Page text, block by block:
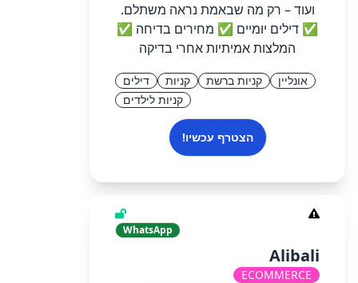
ועוד – רק מה שבאמת נראה משתלם.
✅ דילים יומיים ✅ מחירים בדיחה ✅
המלצות אמיתיות אחרי בדיקה
אונליין קניות ברשת קניות
דילים
קניות לילדים
הצטרף עכשיו!
WhatsApp
Alibali
ECOMMERCE